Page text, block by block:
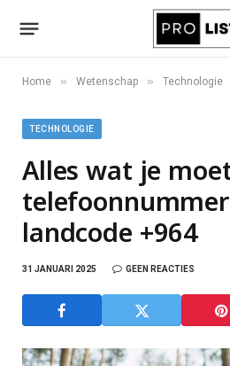
Home » Wetenschap » Technologie
TECHNOLOGIE
Alles wat je
landcode +964
31 JANUARI 2025 GEEN REACTIES